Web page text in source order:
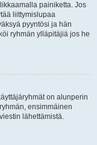
painiketta. Jos
liittymislupaa
pyyntösi ja hän
ryhmän ylläpitäjiä jos he
on alunperin
ensimmäinen
lähettämistä.